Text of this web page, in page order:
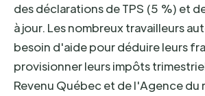
des déclarations de TPS (5 %) et
à jour. Les nombreux travailleurs
besoin d'aide pour déduire leurs
provisionner leurs impôts
Revenu Québec et de l'Agence du